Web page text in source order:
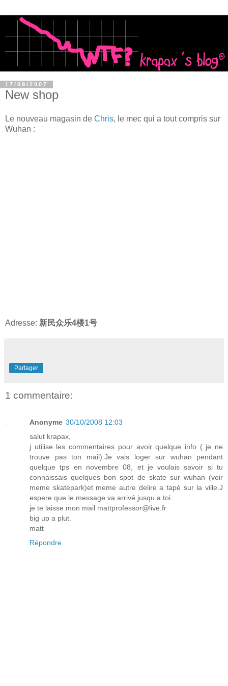
17/09/2007
New shop
Le nouveau magasin de Chris, le mec qui a tout compris sur
Wuhan :
Adresse: 新民众乐4楼1号
Partager
1 commentaire:
Anonyme 30/10/2008 12:03
salut krapax,
j utilise les commentaires pour avoir quelque info ( je ne
trouve pas ton mail).Je vais loger sur wuhan pendant
quelque tps en novembre 08, et je voulais savoir si tu
connaissais quelques bon spot de skate sur wuhan (voir
meme skatepark)et meme autre delire a tapé sur la ville.J
espere que le message va arrivé jusqu a toi.
je te laisse mon mail mattprofessor@live.fr
big up a plut.
matt
Répondre